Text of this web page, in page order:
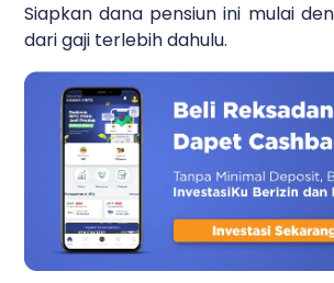
Siapkan dana pensiun ini mulai
dari gaji terlebih dahulu.